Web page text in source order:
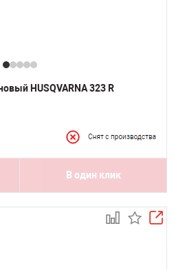
HUSQVARNA 323 R
В один клик